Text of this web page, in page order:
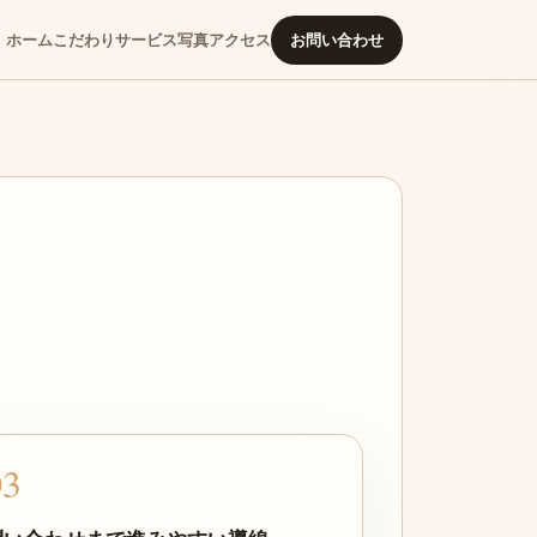
ホームこだわりサービス写真アクセス お問い合わせ